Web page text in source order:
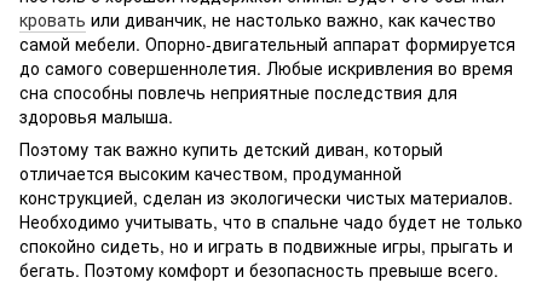
кровать или диванчик, не настолько важно, как качество
самой мебели. Опорно-двигательный аппарат формируется
до самого совершеннолетия. Любые искривления во время
сна способны повлечь неприятные последствия для
здоровья малыша.
Поэтому так важно купить детский диван, который
отличается высоким качеством, продуманной
конструкцией, сделан из экологически чистых материалов.
Необходимо учитывать, что в спальне чадо будет не только
спокойно сидеть, но и играть в подвижные игры, прыгать и
бегать. Поэтому комфорт и безопасность превыше всего.